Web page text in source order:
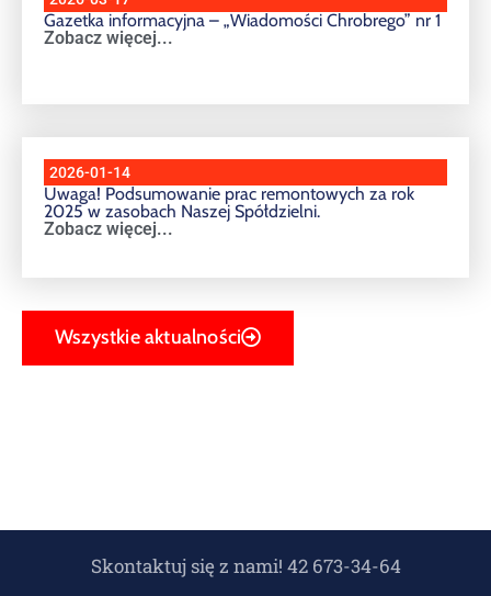
Gazetka informacyjna – „Wiadomości Chrobrego” nr 1
Zobacz więcej...
2026-01-14
Uwaga! Podsumowanie prac remontowych za rok
2025 w zasobach Naszej Spółdzielni.
Zobacz więcej...
Wszystkie aktualności
Skontaktuj się z nami! 42 673-34-64